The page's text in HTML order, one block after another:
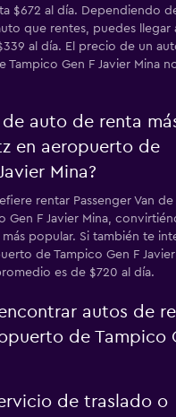
$672 al día. Dependiendo
que rentes, puedes llegar
al día. El precio de un
Tampico Gen F Javier Mina
auto de renta
en aeropuerto de
Mina?
rentar Passenger Van
Gen F Javier Mina,
popular. Si también te
de Tampico Gen F
es de $720 al día.
autos de
de Tampico
de traslado o